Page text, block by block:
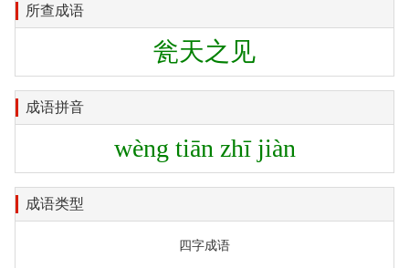
所查成语
瓮天之见
成语拼音
wèng tiān zhī jiàn
成语类型
四字成语